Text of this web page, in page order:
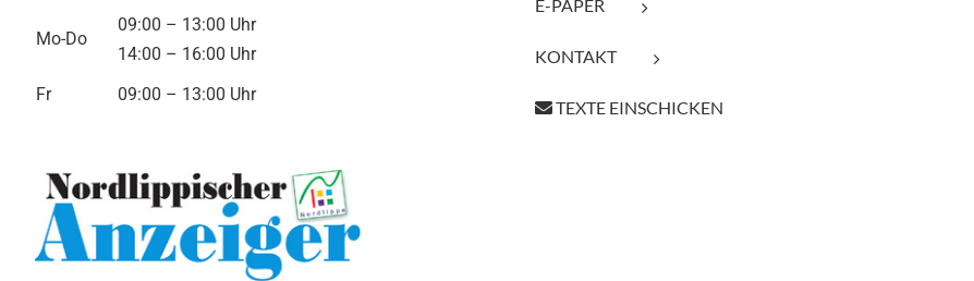
Mo-Do
09:00 – 13:00 Uhr
14:00 – 16:00 Uhr
Fr
09:00 – 13:00 Uhr
E-PAPER
KONTAKT
TEXTE EINSCHICKEN